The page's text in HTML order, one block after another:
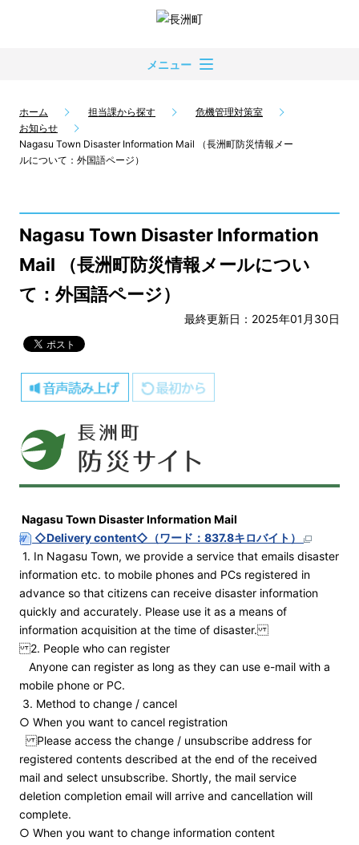
メニュー
ホーム 担当課から探す
危機管理対策室
お知らせ
Nagasu Town Disaster Information Mail （長洲町防災情報メー
ルについて：外国語ページ）
Nagasu Town Disaster Information
Mail （長洲町防災情報メールについ
て：外国語ページ）
最終更新日：2025年01月30日
Nagasu Town Disaster Information Mail
◇Delivery content◇（ワード：837.8キロバイト）
1. In Nagasu Town, we provide a service that emails disaster
information etc. to mobile phones and PCs registered in
advance so that citizens can receive disaster information
quickly and accurately. Please use it as a means of
information acquisition at the time of disaster.
2. People who can register
Anyone can register as long as they can use e-mail with a
mobile phone or PC.
3. Method to change / cancel
○ When you want to cancel registration
Please access the change / unsubscribe address for
registered contents described at the end of the received
mail and select unsubscribe. Shortly, the mail service
deletion completion email will arrive and cancellation will
complete.
○ When you want to change information content